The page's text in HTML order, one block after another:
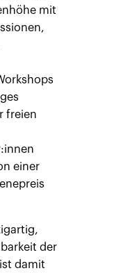
mit
freien
einer
der
damit